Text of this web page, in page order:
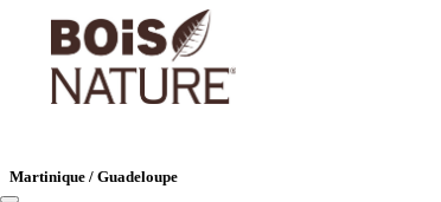
Martinique / Guadeloupe